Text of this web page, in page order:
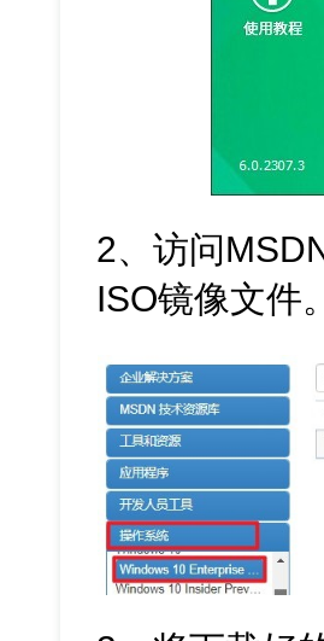
2、访问
ISO镜像文件。